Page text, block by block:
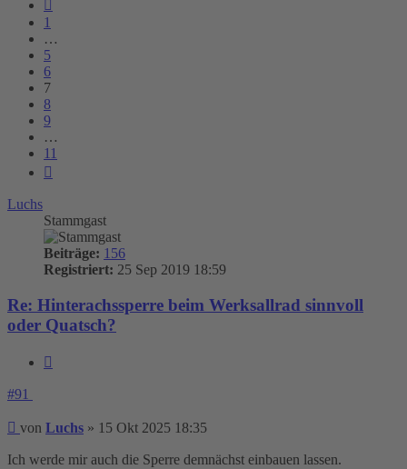
1
…
5
6
7
8
9
…
11
Luchs
Stammgast
Beiträge: 156
Registriert: 25 Sep 2019 18:59
Re: Hinterachssperre beim Werksallrad sinnvoll
oder Quatsch?
#91
Beitrag
von Luchs » 15 Okt 2025 18:35
Ich werde mir auch die Sperre demnächst einbauen lassen.